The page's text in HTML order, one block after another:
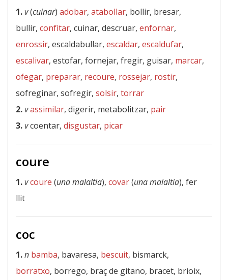
1.v(cuinar) adobar, atabollar, bollir, bresar,
bullir, confitar, cuinar, descruar, enfornar,
enrossir, escaldabullar, escaldar, escaldufar,
escalivar, estofar, fornejar, fregir, guisar, marcar,
ofegar, preparar, recoure, rossejar, rostir,
sofreginar, sofregir, solsir, torrar
2.vassimilar, digerir, metabolitzar, pair
3.vcoentar, disgustar, picar
coure
1.vcoure (una malaltia), covar(una malaltia), fer
llit
coc
1.n bamba, bavaresa, bescuit, bismarck,
borratxo, borrego, braç de gitano, bracet, brioix,